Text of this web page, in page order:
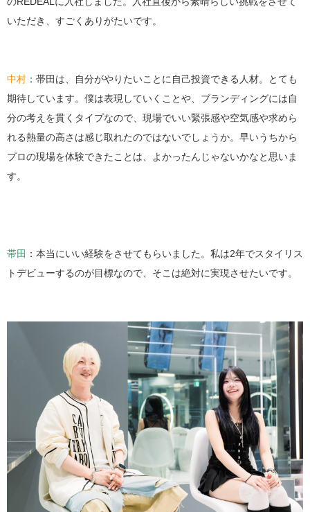
いただき、すごくありがたいです。
中村 ：帯田は、自分がやりたいことに自己投資できる人材。とても
期待しています。僕は表現していくことや、ブランディングには自
分の考えを貫くタイプなので、現場でいい緊張感や空気感や求めら
れる熱量の高さは感じ取れたのではないでしょうか。早いうちから
プロの現場を体験できたことは、よかったんじゃないかなと思いま
す。
帯田 ：本当にいい経験をさせてもらいました。私は2年でスタイリス
トデビューするのが目標なので、そこは絶対に実現させたいです。